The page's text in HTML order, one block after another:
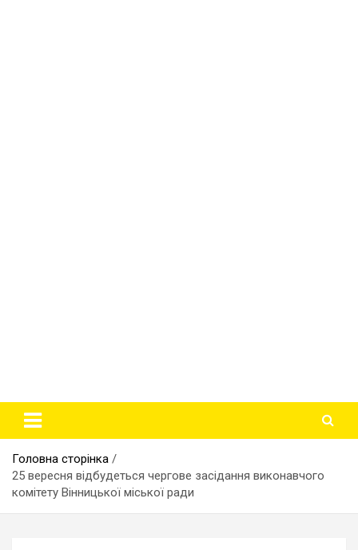
Головна сторінка
25 вересня відбудеться чергове засідання виконавчого
комітету Вінницької міської ради